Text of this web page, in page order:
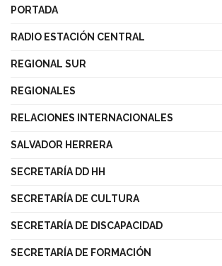
PORTADA
RADIO ESTACIÓN CENTRAL
REGIONAL SUR
REGIONALES
RELACIONES INTERNACIONALES
SALVADOR HERRERA
SECRETARÍA DD HH
SECRETARÍA DE CULTURA
SECRETARÍA DE DISCAPACIDAD
SECRETARÍA DE FORMACIÓN